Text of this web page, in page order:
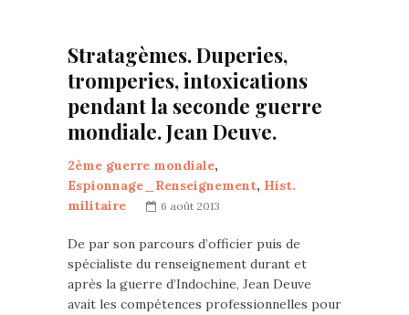
Stratagèmes. Duperies,
tromperies, intoxications
pendant la seconde guerre
mondiale. Jean Deuve.
2ème guerre mondiale,
Espionnage_Renseignement, Hist.
militaire
6 août 2013
De par son parcours d’officier puis de
spécialiste du renseignement durant et
après la guerre d’Indochine, Jean Deuve
avait les compétences professionnelles pour